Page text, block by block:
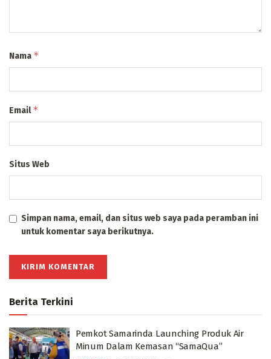
Nama *
Email*
Situs Web
Simpan nama, email, dan situs web saya pada peramban ini
untuk komentar saya berikutnya.
Berita Terkini
Pemkot Samarinda Launching Produk Air
Minum Dalam Kemasan “SamaQua”